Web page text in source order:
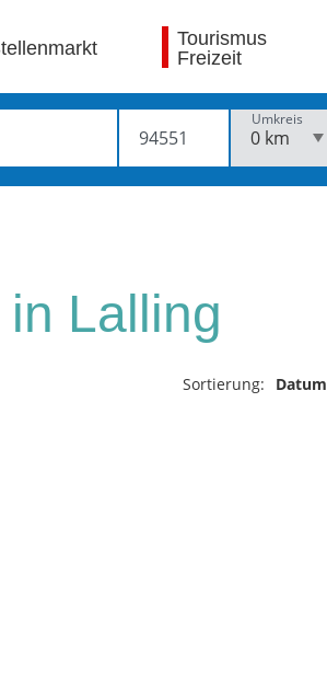
Tourismus
Freizeit
Umkreis
Lalling
Sortierung: Datum